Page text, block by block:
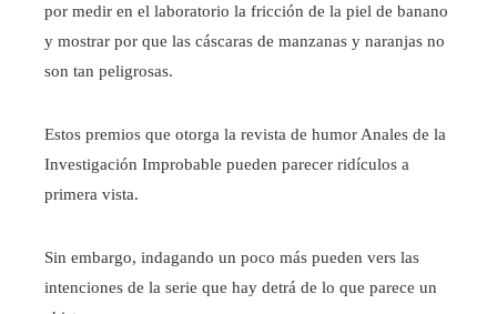
por medir en el laboratorio la fricción de la piel de banano
y mostrar por que las cáscaras de manzanas y naranjas no
son tan peligrosas.
Estos premios que otorga la revista de humor Anales de la
Investigación Improbable pueden parecer ridículos a
primera vista.
Sin embargo, indagando un poco más pueden vers las
intenciones de la serie que hay detrá de lo que parece un